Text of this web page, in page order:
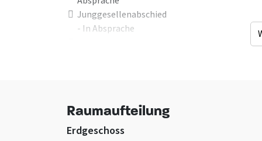
WLAN
Klimaanlage
Junggesellenabschied
- In Absprache
Raumaufteilung
Erdgeschoss